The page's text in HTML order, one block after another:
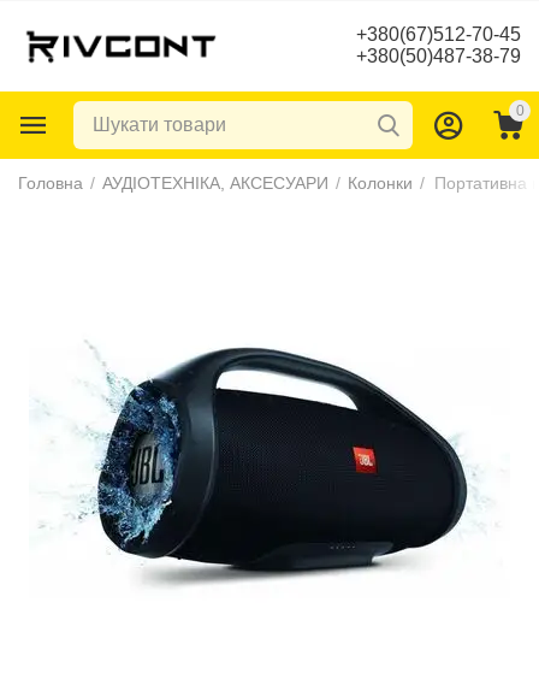
+380(67)512-70-45
+380(50)487-38-79
0
Головна / АУДІОТЕХНІКА, АКСЕСУАРИ / Колонки / Портативна